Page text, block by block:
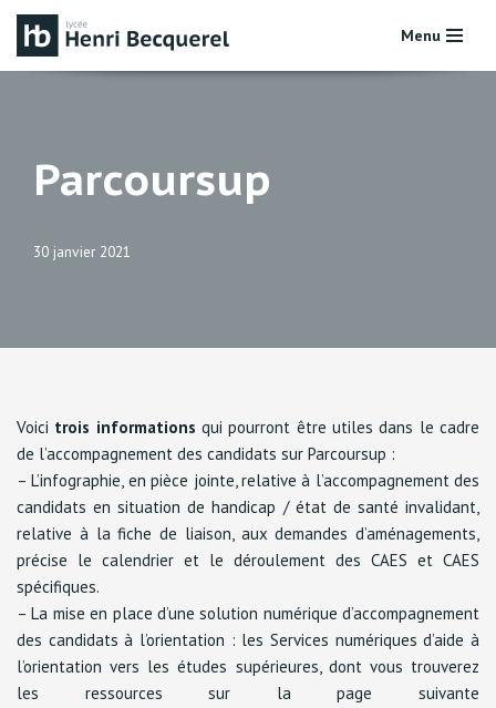
Aller
Menu
Parcoursup
30 janvier 2021
Voici trois informations qui pourront être utiles dans le cadre
de l’accompagnement des candidats sur Parcoursup :
– L’infographie, en pièce jointe, relative à l’accompagnement des
candidats en situation de handicap / état de santé invalidant,
relative à la fiche de liaison, aux demandes d’aménagements,
précise le calendrier et le déroulement des CAES et CAES
spécifiques.
– La mise en place d’une solution numérique d’accompagnement
des candidats à l’orientation : les Services numériques d’aide à
l’orientation vers les études supérieures, dont vous trouverez
les ressources sur la page suivante